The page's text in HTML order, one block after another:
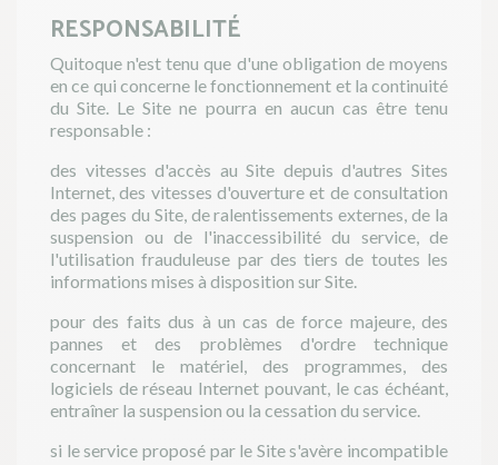
RESPONSABILITÉ
Quitoque n'est tenu que d'une obligation de moyens
en ce qui concerne le fonctionnement et la continuité
du Site. Le Site ne pourra en aucun cas être tenu
responsable :
des vitesses d'accès au Site depuis d'autres Sites
Internet, des vitesses d'ouverture et de consultation
des pages du Site, de ralentissements externes, de la
suspension ou de l'inaccessibilité du service, de
l'utilisation frauduleuse par des tiers de toutes les
informations mises à disposition sur Site.
pour des faits dus à un cas de force majeure, des
pannes et des problèmes d'ordre technique
concernant le matériel, des programmes, des
logiciels de réseau Internet pouvant, le cas échéant,
entraîner la suspension ou la cessation du service.
si le service proposé par le Site s'avère incompatible